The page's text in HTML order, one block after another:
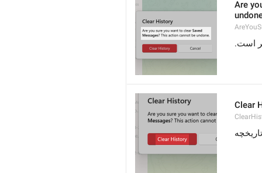
Are
Clear